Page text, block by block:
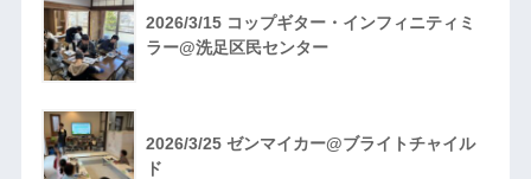
2026/3/15 コップギター・インフィニティミ
ラー@洗足区民センター
2026/3/25 ゼンマイカー@ブライトチャイル
ド